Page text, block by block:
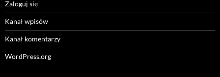
Zaloguj się
Kanał wpisów
Kanał komentarzy
WordPress.org